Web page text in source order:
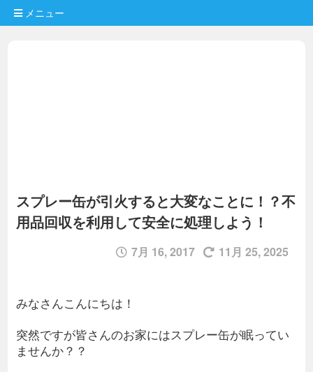
メニュー
スプレー缶が引火すると大変なことに！？不
用品回収を利用して安全に処理しよう！
7月 16, 2017 11月 25, 2025
みなさんこんにちは！
突然ですが皆さんのお家にはスプレー缶が眠ってい
ませんか？？